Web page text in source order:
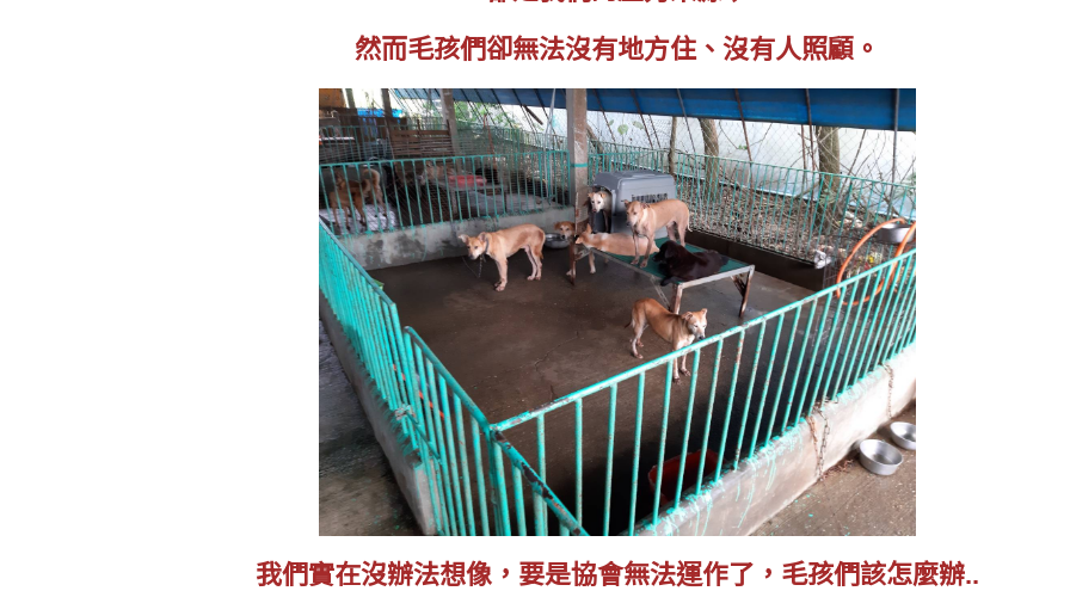
然而毛孩們卻無法沒有地方住、沒有人照顧。
我們實在沒辦法想像，要是協會無法運作了，毛孩們該怎麼辦..